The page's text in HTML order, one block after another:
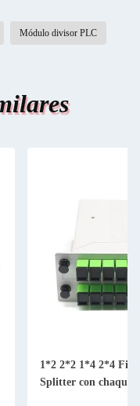
Módulo divisor PLC
1*2 2*2 1*4 2*4
Splitter con